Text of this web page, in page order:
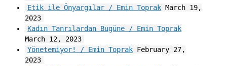
Etik ile Önyargılar / Emin Toprak March 19,
2023
Kadın Tanrılardan Bugüne / Emin Toprak
March 12, 2023
Yönetemiyor! / Emin Toprak February 27,
2023